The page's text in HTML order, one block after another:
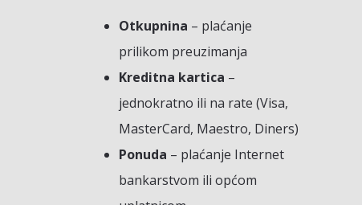
Otkupnina – plaćanje
prilikom preuzimanja
Kreditna kartica –
jednokratno ili na rate (Visa,
MasterCard, Maestro, Diners)
Ponuda – plaćanje Internet
bankarstvom ili općom